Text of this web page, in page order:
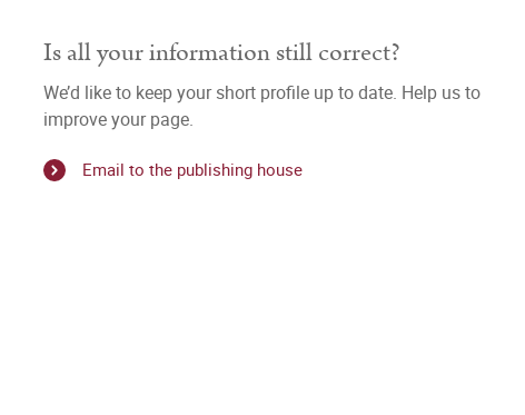
Is all your information still correct?
We’d like to keep your short profile up to date. Help us to
improve your page.
Email to the publishing house